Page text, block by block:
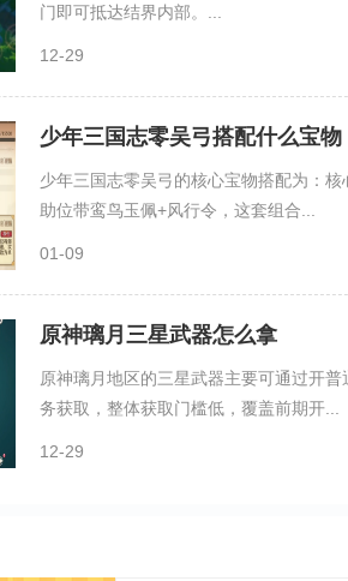
门即可抵达结界内部。...
12-29
少年三国志零吴弓搭配什么宝物
少年三国志零吴弓的核心宝物搭配为：
助位带鸾鸟玉佩+风行令，这套组合...
01-09
原神璃月三星武器怎么拿
原神璃月地区的三星武器主要可通过开
务获取，整体获取门槛低，覆盖前期开...
12-29